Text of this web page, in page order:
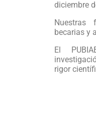
diciembre
Nuestras
becarias y
El
rigor